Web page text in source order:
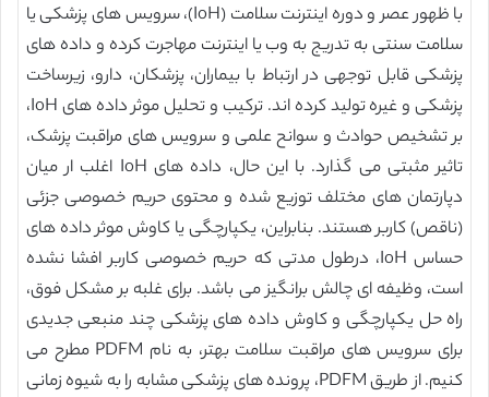
با ظهور عصر و دوره اینترنت سلامت (IoH)، سرویس های پزشکی یا
سلامت سنتی به تدریج به وب یا اینترنت مهاجرت کرده و داده های
پزشکی قابل توجهی در ارتباط با بیماران، پزشکان، دارو، زیرساخت
پزشکی و غیره تولید کرده اند. ترکیب و تحلیل موثر داده های IoH،
بر تشخیص حوادث و سوانح علمی و سرویس های مراقبت پزشک،
تاثیر مثبتی می گذارد. با این حال، داده های IoH اغلب ار میان
دپارتمان های مختلف توزیع شده و محتوی حریم خصوصی جزئی
(ناقص) کاربر هستند. بنابراین، یکپارچگی یا کاوش موثر داده های
حساس IoH، درطول مدتی که حریم خصوصی کاربر افشا نشده
است، وظیفه ای چالش برانگیز می باشد. برای غلبه بر مشکل فوق،
راه حل یکپارچگی و کاوش داده های پزشکی چند منبعی جدیدی
برای سرویس های مراقبت سلامت بهتر، به نام PDFM مطرح می
کنیم. از طریق PDFM، پرونده های پزشکی مشابه را به شیوه زمانی